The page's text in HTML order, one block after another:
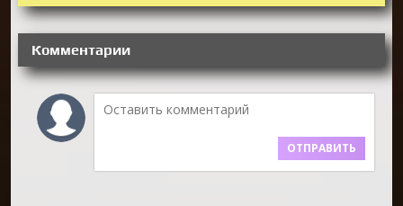
Комментарии
ОТПРАВИТЬ